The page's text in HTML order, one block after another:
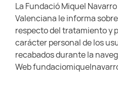
La Fundació Miquel
Valenciana le informa
respecto del tratamiento y
carácter personal de los
recabados durante la
Web